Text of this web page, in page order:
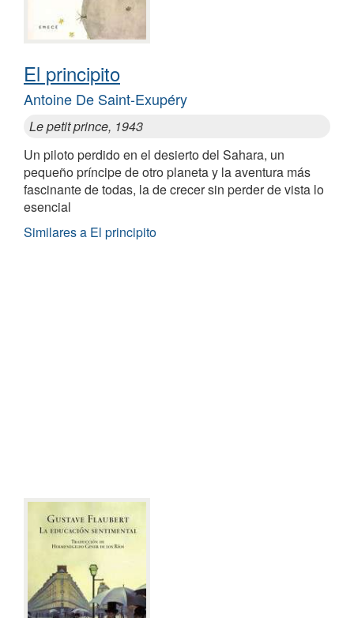
El principito
Antoine De Saint-Exupéry
Le petit prince, 1943
Un piloto perdido en el desierto del Sahara, un
pequeño príncipe de otro planeta y la aventura más
fascinante de todas, la de crecer sin perder de vista lo
esencial
Similares a El principito